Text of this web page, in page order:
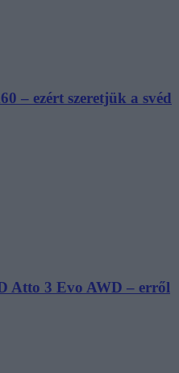
– ezért szeretjük a svéd
Atto 3 Evo AWD – erről